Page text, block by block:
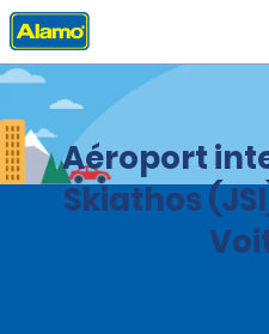
Accueil Agences
Aéroport
Skiathos